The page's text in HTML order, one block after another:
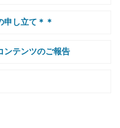
申し立て＊＊
ンテンツのご報告